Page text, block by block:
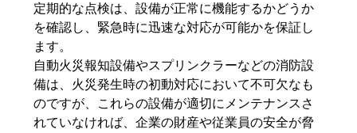
定期的な点検は、設備が正常に機能するかどうか
を確認し、緊急時に迅速な対応が可能かを保証し
ます。
自動火災報知設備やスプリンクラーなどの消防設
備は、火災発生時の初動対応において不可欠なも
のですが、これらの設備が適切にメンテナンスさ
れていなければ、企業の財産や従業員の安全が脅